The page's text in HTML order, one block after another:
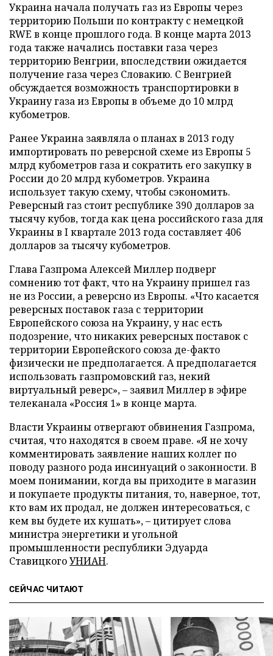
Украина начала получать газ из Европы через
территорию Польши по контракту с немецкой
RWE в конце прошлого года. В конце марта 2013
года также начались поставки газа через
территорию Венгрии, впоследствии ожидается
получение газа через Словакию. С Венгрией
обсуждается возможность транспортировки в
Украину газа из Европы в объеме до 10 млрд
кубометров.
Ранее Украина заявляла о планах в 2013 году
импортировать по реверсной схеме из Европы 5
млрд кубометров газа и сократить его закупку в
России до 20 млрд кубометров. Украина
использует такую схему, чтобы сэкономить.
Реверсный газ стоит республике 390 долларов за
тысячу кубов, тогда как цена российского газа для
Украины в I квартале 2013 года составляет 406
долларов за тысячу кубометров.
Глава Газпрома Алексей Миллер подверг
сомнению тот факт, что на Украину пришел газ
не из России, а реверсно из Европы. «Что касается
реверсных поставок газа с территории
Европейского союза на Украину, у нас есть
подозрение, что никаких реверсных поставок с
территории Европейского союза де-факто
физически не предполагается. А предполагается
использовать газпромовский газ, некий
виртуальный реверс», – заявил Миллер в эфире
телеканала «Россия 1» в конце марта.
Власти Украины отвергают обвинения Газпрома,
считая, что находятся в своем праве. «Я не хочу
комментировать заявление наших коллег по
поводу разного рода инсинуаций о законности. В
моем понимании, когда вы приходите в магазин
и покупаете продукты питания, то, наверное, тот,
кто вам их продал, не должен интересоваться, с
кем вы будете их кушать», – цитирует слова
министра энергетики и угольной
промышленности республики Эдуарда
СтавицкогоУНИАН.
СЕЙЧАС ЧИТАЮТ